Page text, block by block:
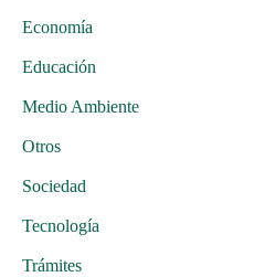
Economía
Educación
Medio Ambiente
Otros
Sociedad
Tecnología
Trámites